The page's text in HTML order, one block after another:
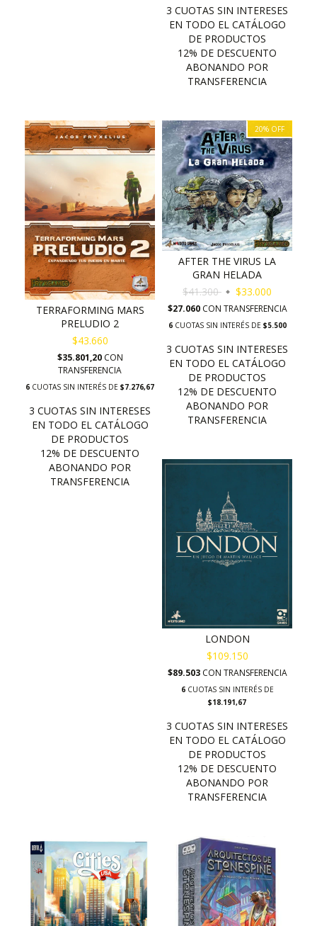
TERRAFORMING MARS
PRELUDIO 2
$43.660
$35.801,20 CON
TRANSFERENCIA
6 CUOTAS SIN INTERÉS DE $7.276,67
20% OFF
AFTER THE VIRUS LA
GRAN HELADA
$41.300
$33.000
$27.060 CON TRANSFERENCIA
6CUOTAS SIN INTERÉS DE $5.500
LONDON
$109.150
$89.503 CON TRANSFERENCIA
6CUOTAS SIN INTERÉS DE
$18.191,67